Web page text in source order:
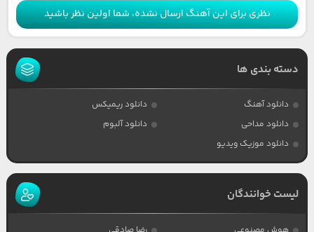
نظری برای این آهنگ ارسال نشده، شما اولین نظر باشید
دسته بندی ها
دانلود آهنگ
دانلود ریمیکس
دانلود مداحی
دانلود آلبوم
دانلود موزیک ویدیو
لیست خوانندگان